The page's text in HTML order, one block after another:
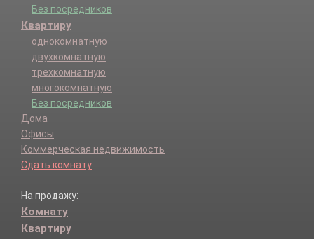
Без посредников
Квартиру
однокомнатную
двухкомнатную
трехкомнатную
многокомнатную
Без посредников
Дома
Офисы
Коммерческая недвижимость
Сдать комнату
На продажу:
Комнату
Квартиру